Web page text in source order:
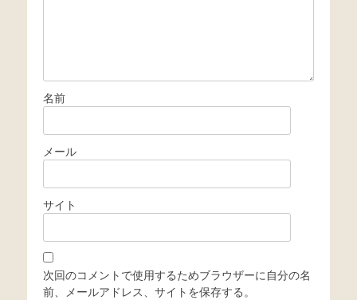
名前
メール
サイト
次回のコメントで使用するためブラウザーに自分の名
前、メールアドレス、サイトを保存する。